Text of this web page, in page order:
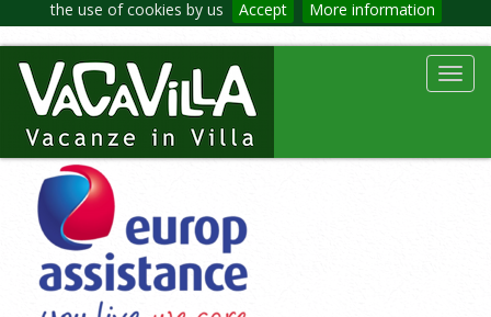
the use of cookies by us Accept More information